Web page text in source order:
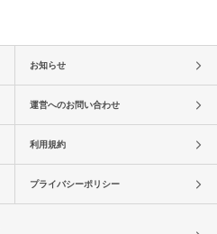
お知らせ
運営へのお問い合わせ
利用規約
プライバシーポリシー